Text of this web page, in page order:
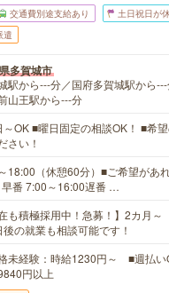
交通費別途支給あり 土日祝日が
遣
多賀城市
駅から---分／国府多賀城駅から
山王駅から---分
～OK ■曜日固定の相談OK！ ■希
さい！
18:00（休憩60分）■ご希望があ
早番 7:00～16:00遅番 …
在も積極採用中！急募！】2カ月
後の就業も相談可能です！
未経験：時給1230円～ ■週払
円以上